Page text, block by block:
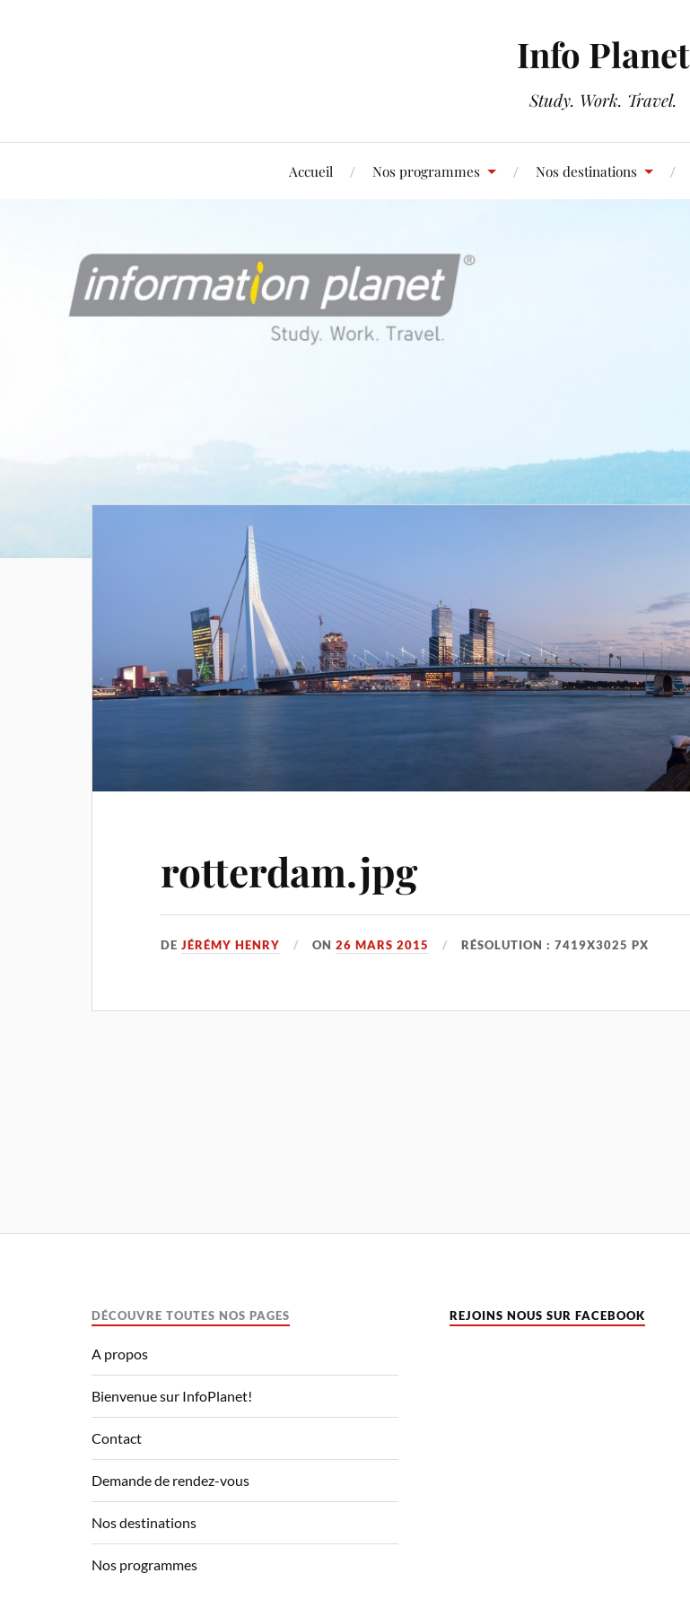
Info Planet
Study. Work. Travel.
Accueil Nos programmes Nos destinations
rotterdam.jpg
DEJÉRÉMY HENRY ON26 MARS 2015 RÉSOLUTION : 7419X3025 PX
DÉCOUVRE TOUTES NOS PAGES
A propos
Bienvenue sur InfoPlanet!
Contact
Demande de rendez-vous
Nos destinations
Nos programmes
REJOINS NOUS SUR FACEBOOK